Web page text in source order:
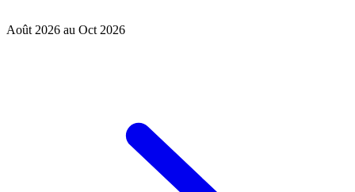
Août 2026 au Oct 2026